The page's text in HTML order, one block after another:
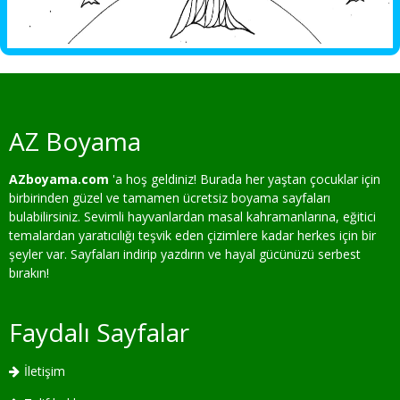
AZ Boyama
AZboyama.com 'a hoş geldiniz! Burada her yaştan çocuklar için
birbirinden güzel ve tamamen ücretsiz boyama sayfaları
bulabilirsiniz. Sevimli hayvanlardan masal kahramanlarına, eğitici
temalardan yaratıcılığı teşvik eden çizimlere kadar herkes için bir
şeyler var. Sayfaları indirip yazdırın ve hayal gücünüzü serbest
bırakın!
Faydalı Sayfalar
İletişim